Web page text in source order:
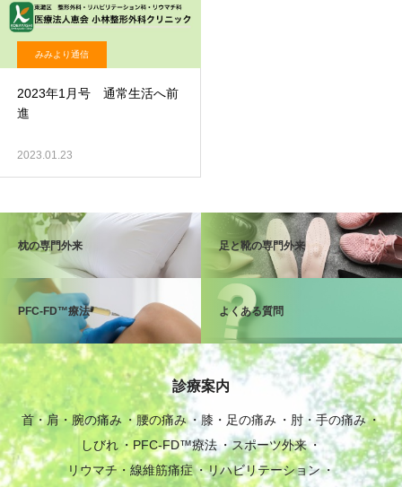
みみより通信
2023年1月号 通常生活へ前
進
2023.01.23
枕の専門外来 足と靴の専門外来
PFC-FD™療法 よくある質問
診療案内
首・肩・腕の痛み 腰の痛み 膝・足の痛み
肘・手の痛み
しびれ
PFC-FD™療法
スポーツ外来
リウマチ・線維筋痛症
リハビリテーション